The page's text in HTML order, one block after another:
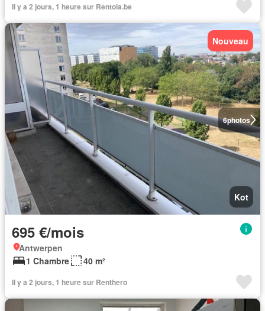
Il y a 2 jours, 1 heure sur Rentola.be
6photos
Nouveau
Kot
695 €/mois
Antwerpen
1 Chambre
40 m²
Il y a 2 jours, 1 heure sur Renthero